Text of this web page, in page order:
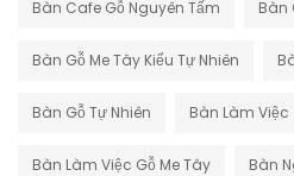
Bàn Cafe Gỗ Nguyên Tấm Bàn
Bàn Gỗ Me Tây Kiểu Tự Nhiên
Bàn Gỗ Tự Nhiên Bàn Làm Việc
Bàn Làm Việc Gỗ Me Tây Bàn